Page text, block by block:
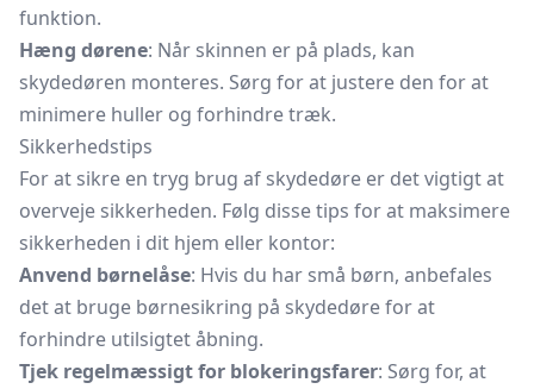
funktion.
Hæng dørene: Når skinnen er på plads, kan
skydedøren monteres. Sørg for at justere den for at
minimere huller og forhindre træk.
Sikkerhedstips
For at sikre en tryg brug af skydedøre er det vigtigt at
overveje sikkerheden. Følg disse tips for at maksimere
sikkerheden i dit hjem eller kontor:
Anvend børnelåse: Hvis du har små børn, anbefales
det at bruge børnesikring på skydedøre for at
forhindre utilsigtet åbning.
Tjek regelmæssigt for blokeringsfarer: Sørg for, at